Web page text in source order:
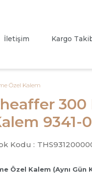
İletişim Kargo
Özel Kalem
300
9341-
Kodu :
Özel Kalem (Aynı Gün